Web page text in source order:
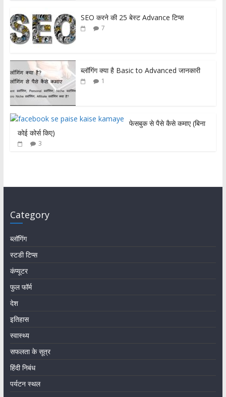
SEO करने की 25 बेस्ट Advance टिप्स
7
ब्लॉगिंग क्या है Basic to Advanced जानकारी
1
फेसबुक से पैसे कैसे कमाए (बिना
कोई कोर्स किए)
3
Category
ब्लॉगिंग
स्टडी टिप्स
कंप्यूटर
फुल फॉर्म
देश
इतिहास
स्वास्थ्य
सफलता के सूत्र
हिंदी निबंध
पर्यटन स्थल